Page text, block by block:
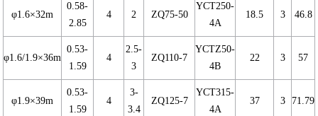
φ1.6×32m
0.58-
2.85
4 2 ZQ75-50
YCT250-
4A
18.5 3 46.8
φ1.6/1.9×36m
0.53-
1.59
4
2.5-
3
ZQ110-7
YCTZ50-
4B
22 3 57
φ1.9×39m
0.53-
1.59
4
3-
3.4
ZQ125-7
YCT315-
4A
37 3 71.79